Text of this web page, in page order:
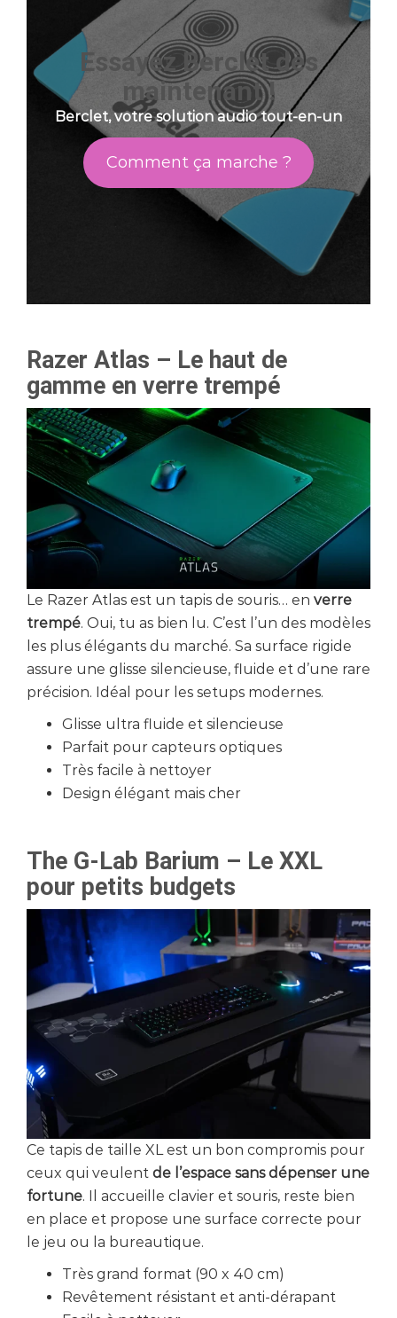
Essayez Berclet dès
maintenant !
Berclet, votre solution audio tout-en-un
Comment ça marche ?
Razer Atlas – Le haut de
gamme en verre trempé
Le Razer Atlas est un tapis de souris… en verre
trempé. Oui, tu as bien lu. C’est l’un des modèles
les plus élégants du marché. Sa surface rigide
assure une glisse silencieuse, fluide et d’une rare
précision. Idéal pour les setups modernes.
Glisse ultra fluide et silencieuse
Parfait pour capteurs optiques
Très facile à nettoyer
Design élégant mais cher
The G-Lab Barium – Le XXL
pour petits budgets
Ce tapis de taille XL est un bon compromis pour
ceux qui veulent de l’espace sans dépenser une
fortune. Il accueille clavier et souris, reste bien
en place et propose une surface correcte pour
le jeu ou la bureautique.
Très grand format (90 x 40 cm)
Revêtement résistant et anti-dérapant